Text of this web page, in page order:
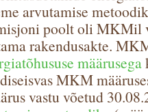
arvutamise
poolt oli MKMil
rakendusakte.
määrusega
MKM
vastu võetud